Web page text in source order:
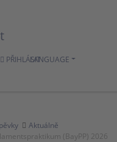
PŘIHLÁSITLANGUAGE
Aktuálně
(BayPP) 2026